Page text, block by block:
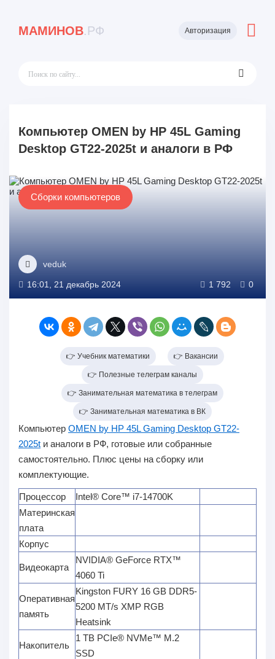
МАМИНОВ.РФ Авторизация
Компьютер OMEN by HP 45L Gaming
Desktop GT22-2025t и аналоги в РФ
Сборки компьютеров
veduk
16:01, 21 декабрь 2024 1 792 0
👉 Учебник математики 👉 Вакансии
👉 Полезные телеграм каналы
👉 Занимательная математика в телеграм
👉 Занимательная математика в ВК
Компьютер OMEN by HP 45L Gaming Desktop GT22-
2025t и аналоги в РФ, готовые или собранные
самостоятельно. Плюс цены на сборку или
комплектующие.
Процессор
Intel® Core™ i7-14700K
Материнская
плата
Корпус
Видеокарта
NVIDIA® GeForce RTX™
4060 Ti
Оперативная
память
Kingston FURY 16 GB DDR5-
5200 MT/s XMP RGB
Heatsink
Накопитель
1 TB PCIe® NVMe™ M.2
SSD